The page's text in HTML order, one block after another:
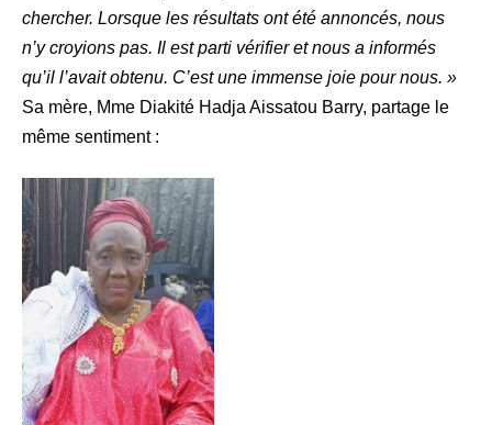
chercher. Lorsque les résultats ont été annoncés, nous
n’y croyions pas. Il est parti vérifier et nous a informés
qu’il l’avait obtenu. C’est une immense joie pour nous. »
Sa mère, Mme Diakité Hadja Aissatou Barry, partage le
même sentiment :